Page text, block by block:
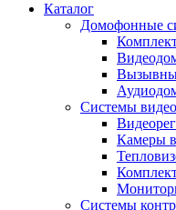
Каталог
Домофонные
Системы
Камеры
Системы